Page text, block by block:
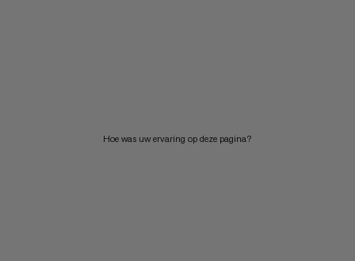
Hoe was uw ervaring op deze pagina?